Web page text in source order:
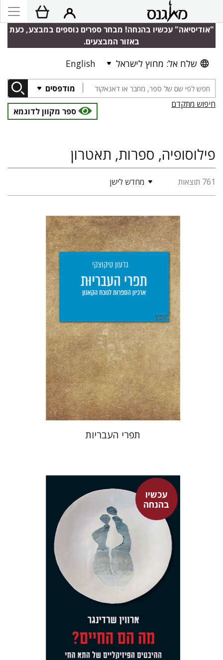
"אודיסיאה" עכשיו בהנחה! מבחר ספרים נוספים במבצע, כעת
באזור המבצעים.
שלח אל: מחוץ לישראל English
מודפסים
חיפוש מתקדם
ספר מקוון לדוגמא
פילוסופיה, ספרות, תאטרון
761 תוצאות מחדש לישן
גדעון טיקוצקי
הנחת אתר ספר מודפס
$28
$25
תפרי העבריות
עכשיו
בהנחהארווין שרדינגר
אבשלום אליצור
רונה אבירם
עכשיו בהנחה
$23